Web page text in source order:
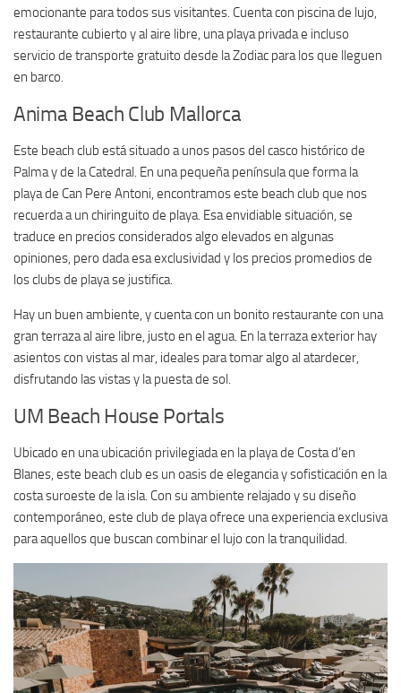
emocionante para todos sus visitantes. Cuenta con piscina de lujo,
restaurante cubierto y al aire libre, una playa privada e incluso
servicio de transporte gratuito desde la Zodiac para los que lleguen
en barco.
Anima Beach Club Mallorca
Este beach club está situado a unos pasos del casco histórico de
Palma y de la Catedral. En una pequeña península que forma la
playa de Can Pere Antoni, encontramos este beach club que nos
recuerda a un chiringuito de playa. Esa envidiable situación, se
traduce en precios considerados algo elevados en algunas
opiniones, pero dada esa exclusividad y los precios promedios de
los clubs de playa se justifica.
Hay un buen ambiente, y cuenta con un bonito restaurante con una
gran terraza al aire libre, justo en el agua. En la terraza exterior hay
asientos con vistas al mar, ideales para tomar algo al atardecer,
disfrutando las vistas y la puesta de sol.
UM Beach House Portals
Ubicado en una ubicación privilegiada en la playa de Costa d’en
Blanes, este beach club es un oasis de elegancia y sofisticación en la
costa suroeste de la isla. Con su ambiente relajado y su diseño
contemporáneo, este club de playa ofrece una experiencia exclusiva
para aquellos que buscan combinar el lujo con la tranquilidad.